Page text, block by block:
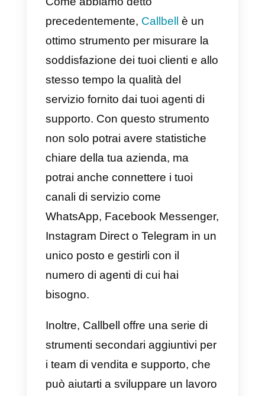
visualizzare ulteriori informazioni
su queste metriche facendo
qui.
A cosa servono le
Le metriche del servizio clienti ci
aiutano a misurarel’efficienza e